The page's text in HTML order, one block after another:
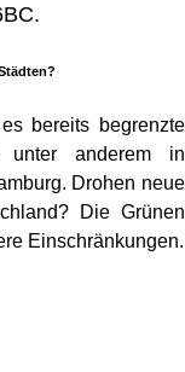
bereits begrenzte
unter anderem in
Drohen neue
Die Grünen
Einschränkungen.